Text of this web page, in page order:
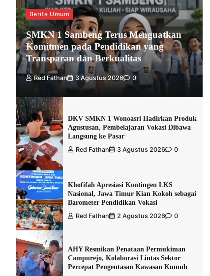
Berita Umum
SMKN 1 Sambeng Terus Menguatkan
Komitmen pada Pendidikan yang
Transparan dan Berkualitas
Red Fathan 3 Agustus 2026 0
DKV SMKN 1 Wonoasri Hadirkan Produk
Agustusan, Pembelajaran Vokasi Dibawa
Langsung ke Pasar
Red Fathan 3 Agustus 2026 0
Khofifah Apresiasi Kontingen LKS
Nasional, Jawa Timur Kian Kokoh sebagai
Barometer Pendidikan Vokasi
Red Fathan 2 Agustus 2026 0
AHY Resmikan Penataan Permukiman
Campurejo, Kolaborasi Lintas Sektor
Percepat Pengentasan Kawasan Kumuh